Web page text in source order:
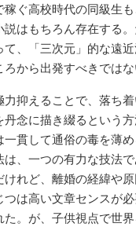
ぐ高校時代の同級生
はもちろん存在する
、「三次元」的な遠
から出発すべきではな
抑えることで、落ち
念に描き綴るという
貫して通俗の毒を薄
、一つの有力な技法
れど、離婚の経緯や
は高い文章センスが
。が、子供視点で世